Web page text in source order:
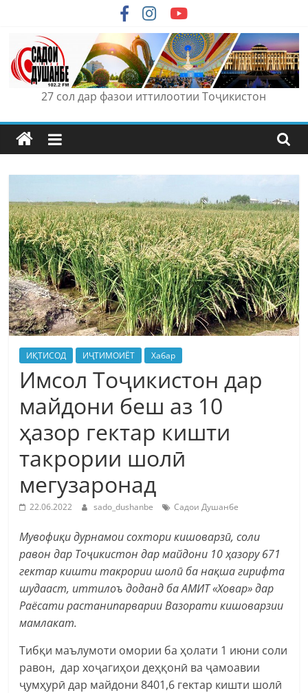
content
27 сол дар фазои иттилоотии Тоҷикистон
ИҚТИСОД ИҶТИМОИЁТ Хабар
Имсол Тоҷикистон дар
майдони беш аз 10
ҳазор гектар кишти
такрории шолӣ
мегузаронад
22.06.2022 sado_dushanbe Садои Душанбе
Мувофиқи дурнамои сохтори кишоварзӣ, соли
равон дар Тоҷикистон дар майдони 10 ҳазору 671
гектар кишти такрории шолӣ ба нақша гирифта
шудааст, иттилоъ доданд ба АМИТ «Ховар» дар
Раёсати растанипарварии Вазорати кишоварзии
мамлакат.
Тибқи маълумоти омории ба ҳолати 1 июни соли
равон, дар хоҷагиҳои деҳқонӣ ва ҷамоавии
ҷумҳурӣ дар майдони 8401,6 гектар кишти шолӣ